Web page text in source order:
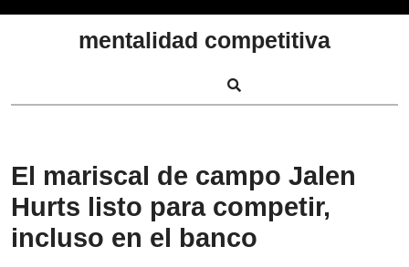
mentalidad competitiva
El mariscal de campo Jalen
Hurts listo para competir,
incluso en el banco